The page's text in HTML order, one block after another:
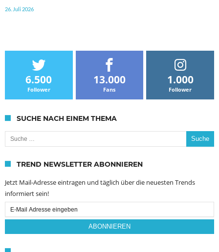
26. Juli 2026
6.500
Follower
13.000
Fans
1.000
Follower
SUCHE NACH EINEM THEMA
Suche nach:
TREND NEWSLETTER ABONNIEREN
Jetzt Mail-Adresse eintragen und täglich über die neuesten Trends
informiert sein!
Email
Subscription
ABONNIEREN